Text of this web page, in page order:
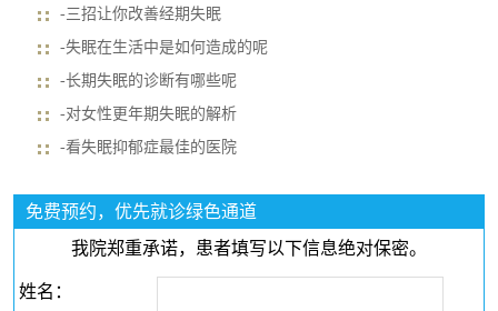
-三招让你改善经期失眠
-失眠在生活中是如何造成的呢
-长期失眠的诊断有哪些呢
-对女性更年期失眠的解析
-看失眠抑郁症最佳的医院
免费预约，优先就诊绿色通道
我院郑重承诺，患者填写以下信息绝对保密。
姓名：